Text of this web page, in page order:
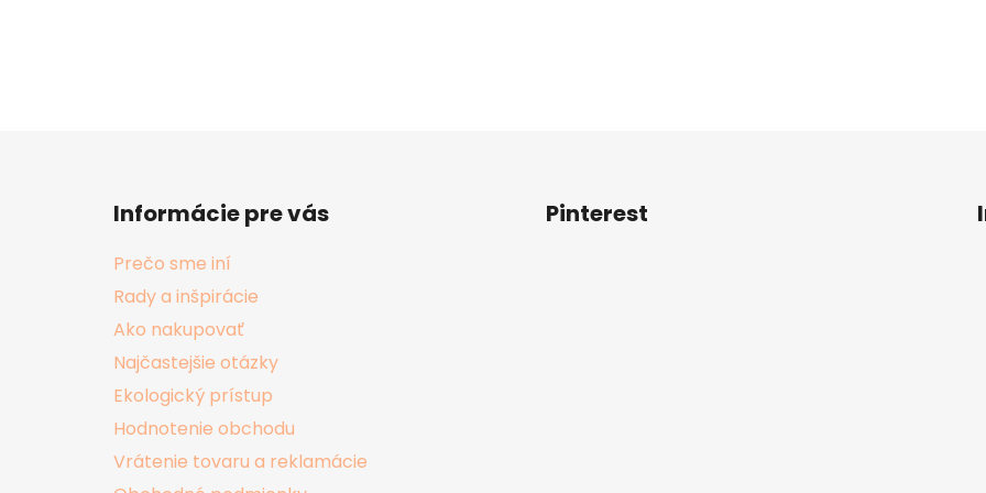
Informácie pre vás
Prečo sme iní
Rady a inšpirácie
Ako nakupovať
Najčastejšie otázky
Ekologický prístup
Hodnotenie obchodu
Vrátenie tovaru a reklamácie
Pinterest